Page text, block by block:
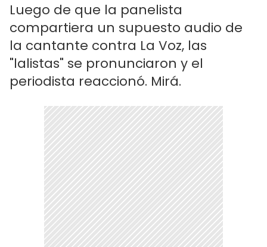
Luego de que la panelista
compartiera un supuesto audio de
la cantante contra La Voz, las
"lalistas" se pronunciaron y el
periodista reaccionó. Mirá.